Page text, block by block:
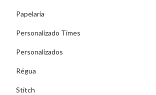
Papelaria
Personalizado Times
Personalizados
Régua
Stitch